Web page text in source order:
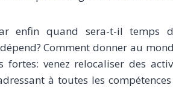
enfin quand sera-t-il temps
Comment donner au
venez relocaliser des
à toutes les